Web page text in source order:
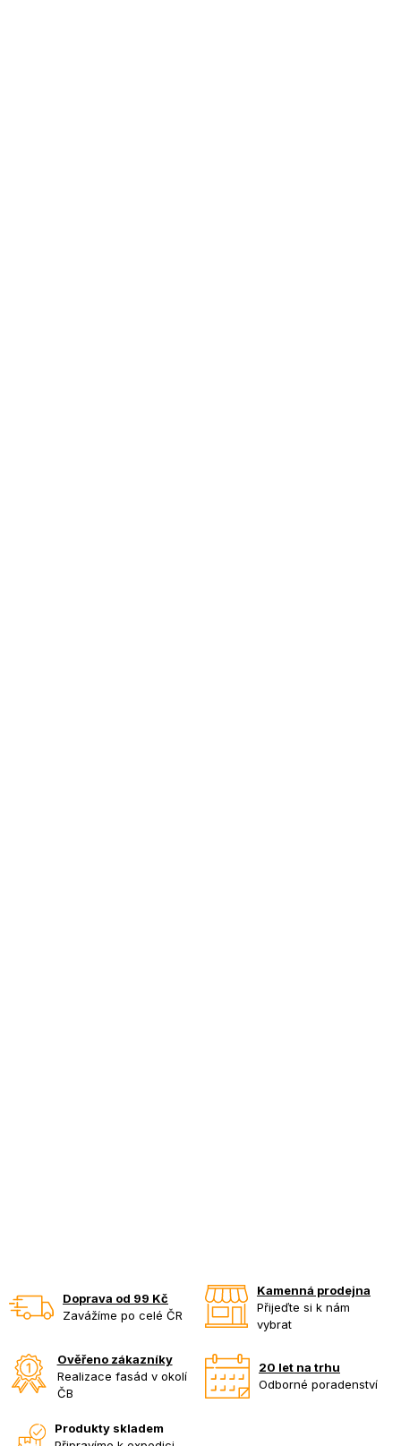
Doprava od 99 Kč
Zavážíme po celé ČR
Kamenná prodejna
Přijeďte si k nám
vybrat
Ověřeno zákazníky
Realizace fasád v okolí
ČB
20 let na trhu
Odborné poradenství
Produkty skladem